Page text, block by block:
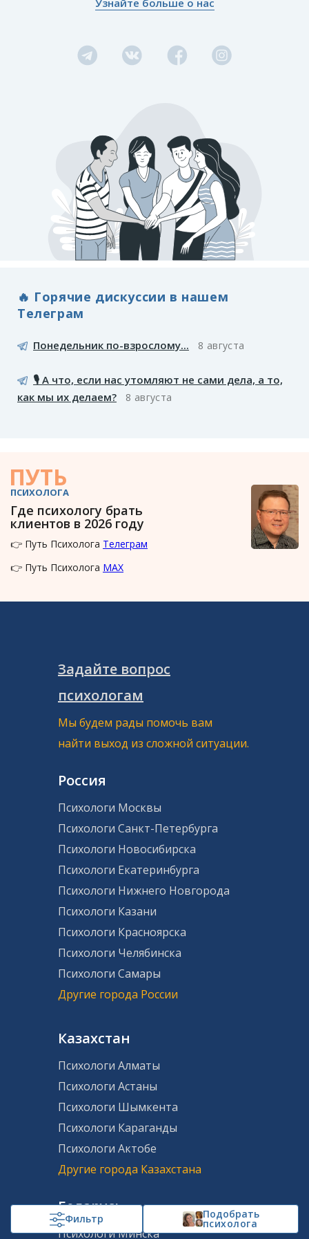
Фильтр Подобрать
психолога
Консультант.Его можно выбрать для одной или
С интимным вопросом только к нему.
Идем к нему в случае трудностей в
🔥 Горячие дискуссии в нашем
Телеграм
Понедельник по-взрослому... 8 августа
🎙️ А что, если нас утомляют не сами дела, а то,
как мы их делаем?
8 августа
ПУТЬ
ПСИХОЛОГА
Где психологу брать
клиентов в 2026 году
👉 Путь Психолога Телеграм
👉 Путь Психолога MAX
Задайте вопрос
психологам
Мы будем рады помочь вам
найти выход из сложной ситуации.
Россия
Психологи Москвы
Психологи Санкт-Петербурга
Психологи Новосибирска
Психологи Екатеринбурга
Психологи Нижнего Новгорода
Психологи Казани
Психологи Красноярска
Психологи Челябинска
Психологи Самары
Другие города России
Казахстан
Психологи Алматы
Психологи Астаны
Психологи Шымкента
Психологи Караганды
Психологи Актобе
Другие города Казахстана
Беларусь
Психологи Минска